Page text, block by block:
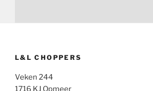
L&L CHOPPERS
Veken 244
1716 KJ Opmeer